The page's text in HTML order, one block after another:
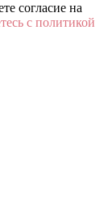
согласие на
с политикой